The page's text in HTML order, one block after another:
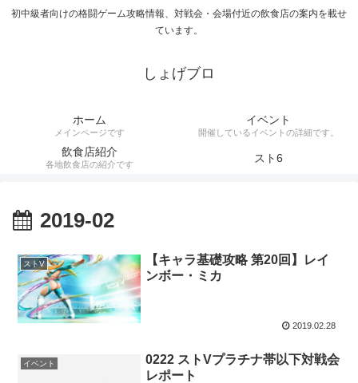
初中級者向けの格闘ゲーム攻略情報、対戦会・会場付近の飲食店の案内を載せ
ています。
しょげブロ
ホーム
メインページです
イベント
開催しているイベントの詳細です。
飲食店紹介
各地飲食店の紹介です スト6
2019-02
ストV
【キャラ基礎攻略 第20回】レイ
ンボー・ミカ
2019.02.28
イベント
0222 ストVプラチナ帯以下対戦会
レポート